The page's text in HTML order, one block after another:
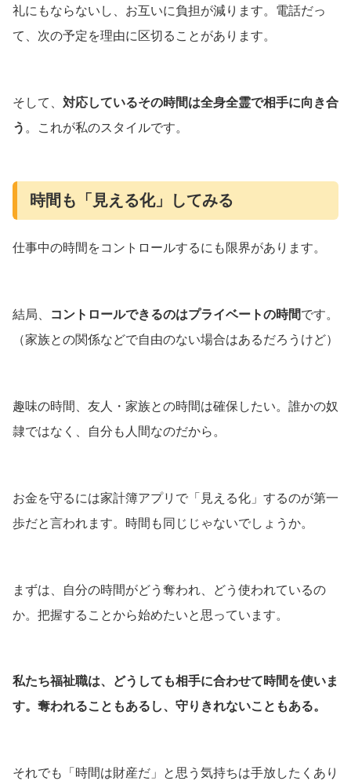
礼にもならないし、お互いに負担が減ります。電話だっ
て、次の予定を理由に区切ることがあります。
そして、 対応しているその時間は全身全霊で相手に向き合
う 。これが私のスタイルです。
時間も「見える化」してみる
仕事中の時間をコントロールするにも限界があります。
結局、 コントロールできるのはプライベートの時間です。
（家族との関係などで自由のない場合はあるだろうけど）
趣味の時間、友人・家族との時間は確保したい。誰かの奴
隷ではなく、自分も人間なのだから。
お金を守るには家計簿アプリで「見える化」するのが第一
歩だと言われます。時間も同じじゃないでしょうか。
まずは、自分の時間がどう奪われ、どう使われているの
か。把握することから始めたいと思っています。
私たち福祉職は、どうしても相手に合わせて時間を使いま
す。奪われることもあるし、守りきれないこともある。
それでも「時間は財産だ」と思う気持ちは手放したくあり